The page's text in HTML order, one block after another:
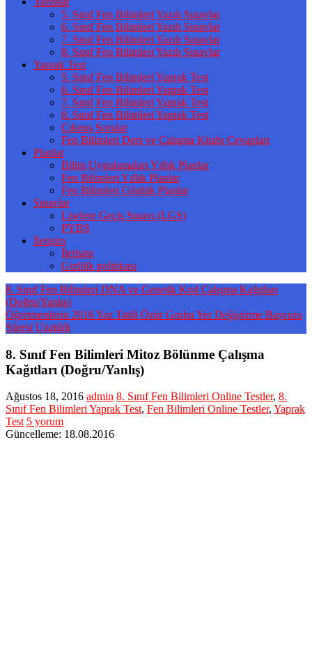
5. Sınıf Fen Bilimleri Yazılı Sınavlar
6. Sınıf Fen Bilimleri Yazılı Sınavlar
7. Sınıf Fen Bilimleri Yazılı Sınavlar
8. Sınıf Fen Bilimleri Yazılı Sınavlar
Yaprak Test
5. Sınıf Fen Bilimleri Yaprak Test
6. Sınıf Fen Bilimleri Yaprak Test
7. Sınıf Fen Bilimleri Yaprak Test
8. Sınıf Fen Bilimleri Yaprak Test
Çıkmış Sorular
Fen Bilimleri Ders ve Çalışma Kitabı Cevapları
Planlar
Bilim Uygulamaları Yıllık Planlar
Fen Bilimleri Yıllık Planlar
Fen Bilimleri Günlük Planlar
Sınavlar
Liselere Geçiş Sınavı (LGS)
PYBS
İletişim
İletişim
Gizlilik politikası
8. Sınıf Fen Bilimleri DNA ve Genetik Kod Çalışma Kağıtları
(Doğru/Yanlış)
Öğretmenlerin 2016 Yaz Tatili Özür Grubu Yer Değiştirme Başvuru
Süresi Uzatıldı
8. Sınıf Fen Bilimleri Mitoz Bölünme Çalışma
Kağıtları (Doğru/Yanlış)
Ağustos 18, 2016 admin 8. Sınıf Fen Bilimleri Online Testler, 8.
Sınıf Fen Bilimleri Yaprak Test, Fen Bilimleri Online Testler, Yaprak
Test 5 yorum
Güncelleme: 18.08.2016